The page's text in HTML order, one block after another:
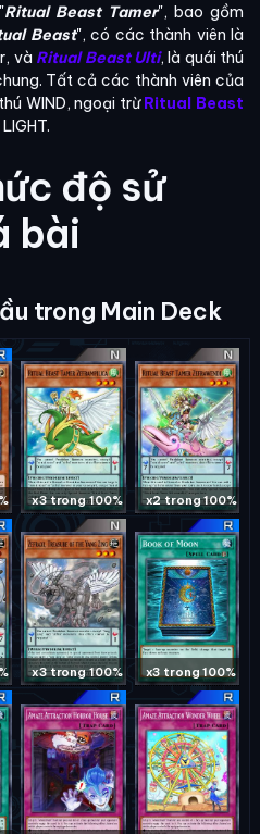
Ritual Beast Tamer", bao gồm
Beast", có các thành viên là
và Ritual Beast Ulti, là quái thú
Tất cả các thành viên của
WIND, ngoại trừRitual Beast
độ sử
bài
trong Main Deck
x3 trong 100% x2 trong 100%
x3 trong 100% x3 trong 100%